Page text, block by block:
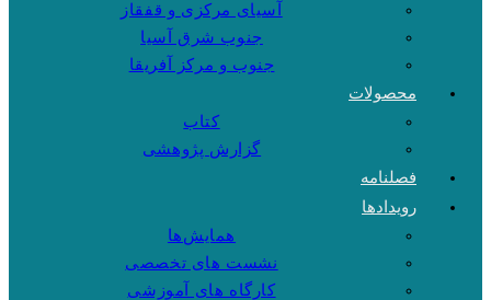
آسیای مرکزی و قفقاز
جنوب شرق آسیا
جنوب و مرکز آفریقا
محصولات
کتاب
گزارش پژوهشی
فصلنامه
رویدادها
همایش‌ها
نشست های تخصصی
کارگاه های آموزشی